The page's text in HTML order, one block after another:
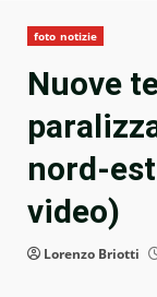
foto notizie
Nuove
nord-
video)
Lorenzo Briotti